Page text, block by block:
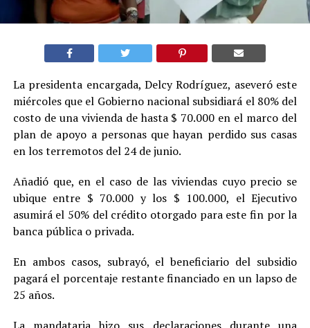
La presidenta encargada, Delcy Rodríguez, aseveró este
miércoles que el Gobierno nacional subsidiará el 80% del
costo de una vivienda de hasta $ 70.000 en el marco del
plan de apoyo a personas que hayan perdido sus casas
en los terremotos del 24 de junio.
Añadió que, en el caso de las viviendas cuyo precio se
ubique entre $ 70.000 y los $ 100.000, el Ejecutivo
asumirá el 50% del crédito otorgado para este fin por la
banca pública o privada.
En ambos casos, subrayó, el beneficiario del subsidio
pagará el porcentaje restante financiado en un lapso de
25 años.